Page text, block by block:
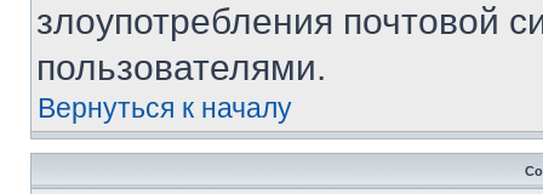
злоупотребления почтовой
пользователями.
Вернуться к началу